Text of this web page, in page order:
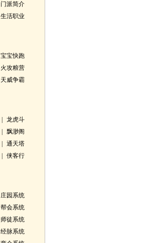
门派简介
生活职业
宝宝快跑
火攻粮营
天威争霸
龙虎斗
飘渺阁
通天塔
侠客行
庄园系统
帮会系统
师徒系统
经脉系统